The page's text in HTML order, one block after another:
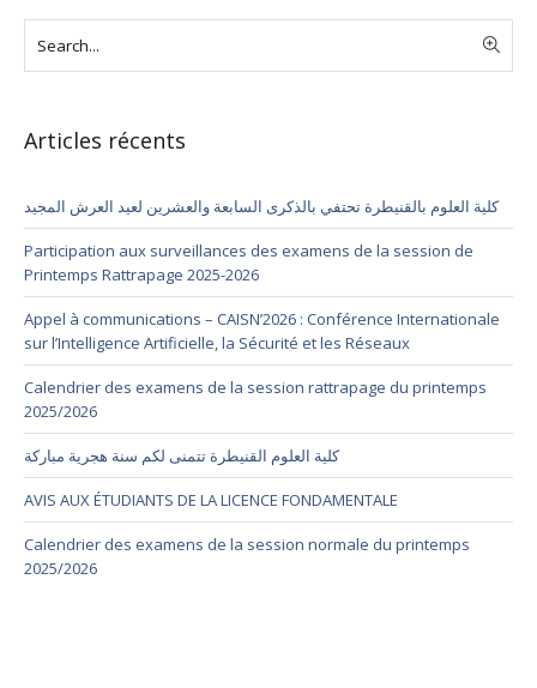
Articles récents
كلية العلوم بالقنيطرة تحتفي بالذكرى السابعة والعشرين لعيد العرش المجيد
Participation aux surveillances des examens de la session de
Printemps Rattrapage 2025-2026
Appel à communications – CAISN’2026 : Conférence Internationale
sur l’Intelligence Artificielle, la Sécurité et les Réseaux
Calendrier des examens de la session rattrapage du printemps
2025/2026
كلية العلوم القنيطرة تتمنى لكم سنة هجرية مباركة
AVIS AUX ÉTUDIANTS DE LA LICENCE FONDAMENTALE
Calendrier des examens de la session normale du printemps
2025/2026